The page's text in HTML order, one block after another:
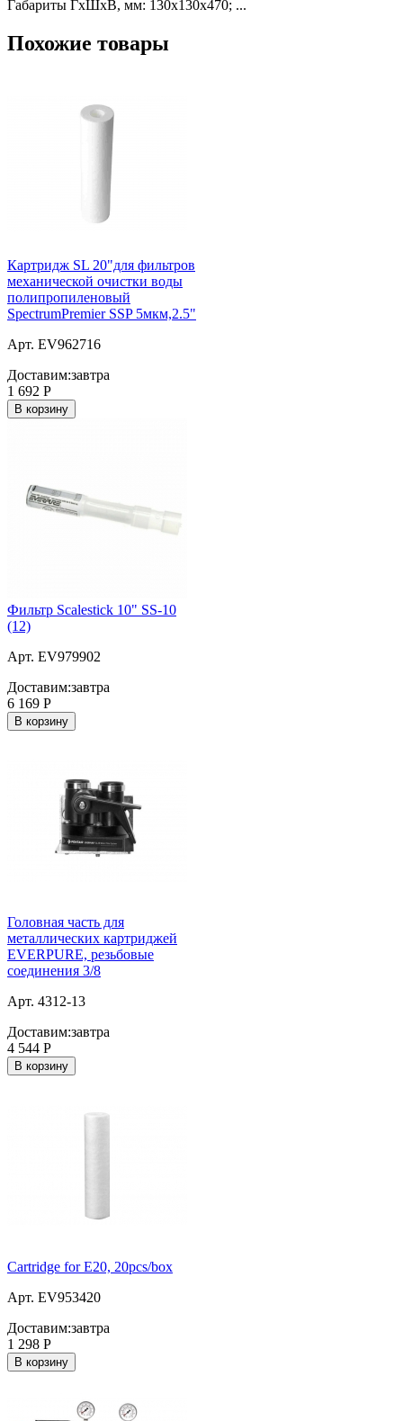
Габариты ГхШхВ, мм: 130х130х470; ...
Похожие товары
Картридж SL 20"для фильтров
механической очистки воды
полипропиленовый
SpectrumPremier SSP 5мкм,2.5"
Арт. EV962716
Доставим:завтра
1 692 Р
В корзину
Фильтр Scalestick 10" SS-10
(12)
Арт. EV979902
Доставим:завтра
6 169 Р
В корзину
Головная часть для
металлических картриджей
EVERPURE, резьбовые
соединения 3/8
Арт. 4312-13
Доставим:завтра
4 544 Р
В корзину
Cartridge for E20, 20pcs/box
Арт. EV953420
Доставим:завтра
1 298 Р
В корзину